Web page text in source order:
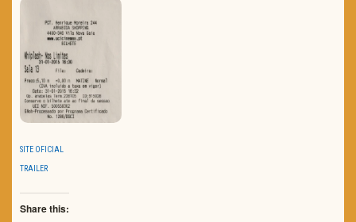
SITE OFICIAL
TRAILER
Share this: